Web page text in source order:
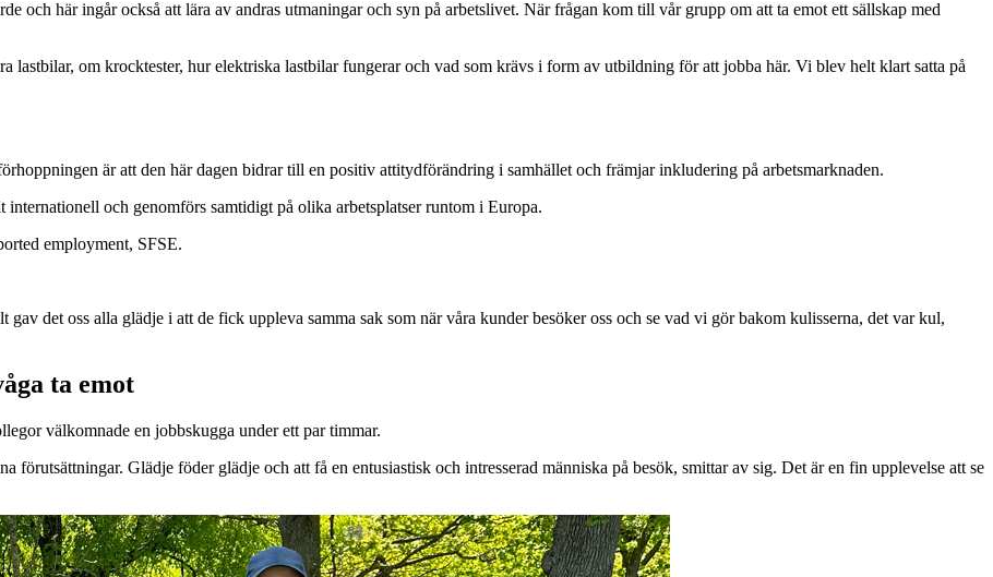
och här ingår också att lära av andras utmaningar och syn på arbetslivet. När frågan kom till vår grupp om att ta emot ett sällskap med
lastbilar, om krocktester, hur elektriska lastbilar fungerar och vad som krävs i form av utbildning för att jobba här. Vi blev helt klart satta på
är att den här dagen bidrar till en positiv attitydförändring i samhället och främjar inkludering på arbetsmarknaden.
och genomförs samtidigt på olika arbetsplatser runtom i Europa.
employment, SFSE.
det oss alla glädje i att de fick uppleva samma sak som när våra kunder besöker oss och se vad vi gör bakom kulisserna, det var kul,
ta emot
välkomnade en jobbskugga under ett par timmar.
förutsättningar. Glädje föder glädje och att få en entusiastisk och intresserad människa på besök, smittar av sig. Det är en fin upplevelse att se